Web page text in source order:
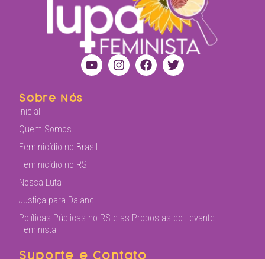
Sobre Nós
Inicial
Quem Somos
Feminicídio no Brasil
Feminicídio no RS
Nossa Luta
Justiça para Daiane
Políticas Públicas no RS e as Propostas do Levante
Feminista
Suporte e Contato